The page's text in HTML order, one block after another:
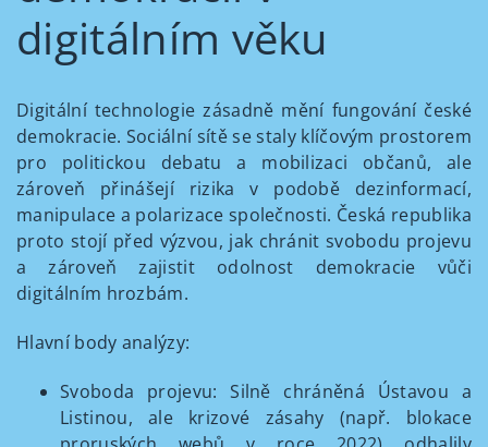
digitálním věku
Digitální technologie zásadně mění fungování české
demokracie. Sociální sítě se staly klíčovým prostorem
pro politickou debatu a mobilizaci občanů, ale
zároveň přinášejí rizika v podobě dezinformací,
manipulace a polarizace společnosti. Česká republika
proto stojí před výzvou, jak chránit svobodu projevu
a zároveň zajistit odolnost demokracie vůči
digitálním hrozbám.
Hlavní body analýzy:
Svoboda projevu: Silně chráněná Ústavou a
Listinou, ale krizové zásahy (např. blokace